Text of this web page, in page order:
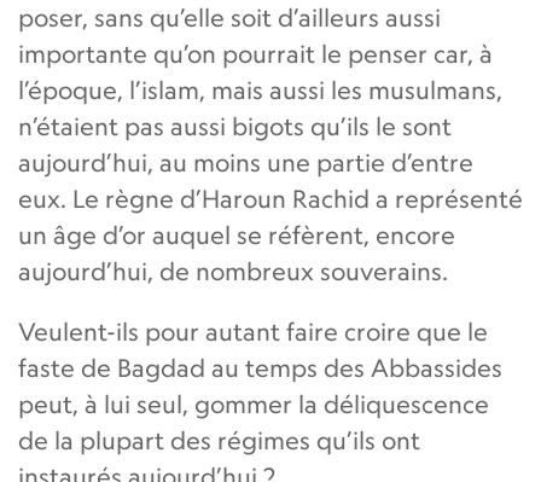
poser, sans qu’elle soit d’ailleurs aussi
importante qu’on pourrait le penser car, à
l’époque, l’islam, mais aussi les musulmans,
n’étaient pas aussi bigots qu’ils le sont
aujourd’hui, au moins une partie d’entre
eux. Le règne d’Haroun Rachid a représenté
un âge d’or auquel se réfèrent, encore
aujourd’hui, de nombreux souverains.
Veulent-ils pour autant faire croire que le
faste de Bagdad au temps des Abbassides
peut, à lui seul, gommer la déliquescence
de la plupart des régimes qu’ils ont